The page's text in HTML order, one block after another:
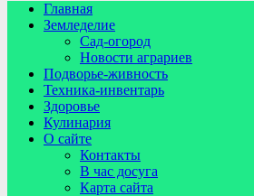
Главная
Земледелие
Сад-огород
Новости аграриев
Подворье-живность
Техника-инвентарь
Здоровье
Кулинария
О сайте
Контакты
В час досуга
Карта сайта